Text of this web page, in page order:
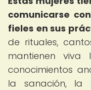
comunicarse
fieles en sus
de rituales,
mantienen viva
conocimientos
la sanación, la